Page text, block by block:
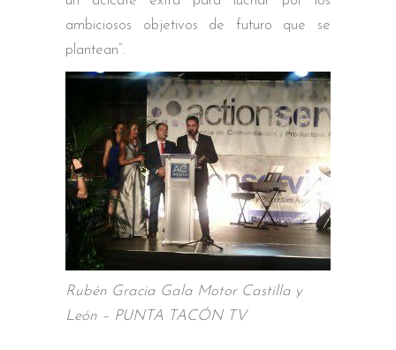
ambiciosos objetivos de futuro que se
plantean”.
Rubén Gracia Gala Motor Castilla y
León – PUNTA TACÓN TV